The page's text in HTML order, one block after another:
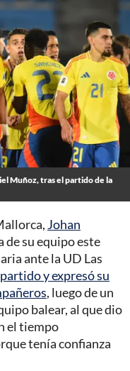
Muñoz, tras el partido de la
Johan
de su equipo este
ante la UD Las
y expresó su
, luego de un
balear, al que dio
el tiempo
tenía confianza